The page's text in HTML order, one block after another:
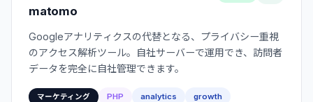
matomo
Googleアナリティクスの代替となる、プライバシー重視
のアクセス解析ツール。自社サーバーで運用でき、訪問者
データを完全に自社管理できます。
マーケティング PHP analytics
growth